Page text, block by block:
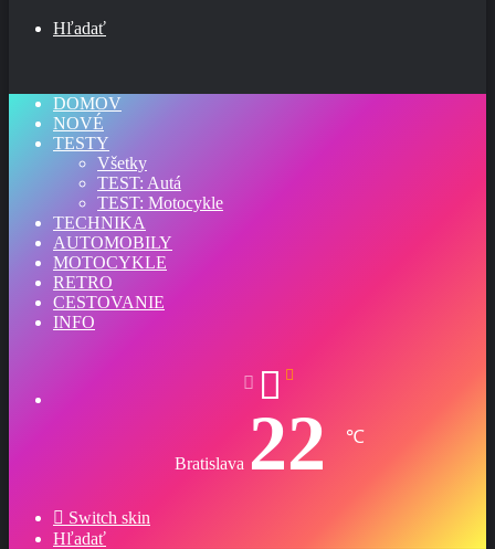
Hľadať
DOMOV
NOVÉ
TESTY
Všetky
TEST: Autá
TEST: Motocykle
TECHNIKA
AUTOMOBILY
MOTOCYKLE
RETRO
CESTOVANIE
INFO
Bratislava 22 ℃
Switch skin
Hľadať